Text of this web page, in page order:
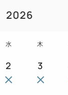
入の状況によ
2026
水 木
2 3